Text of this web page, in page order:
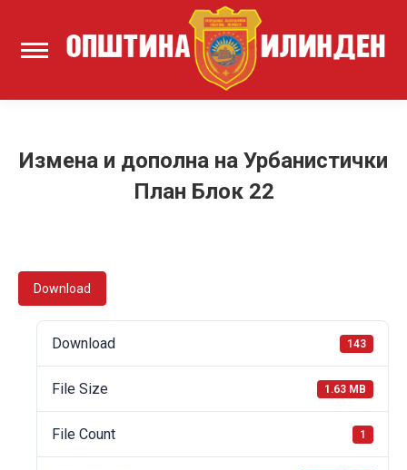
Измена и дополна на Урбанистички
План Блок 22
Download
Download 143
File Size 1.63 MB
File Count 1